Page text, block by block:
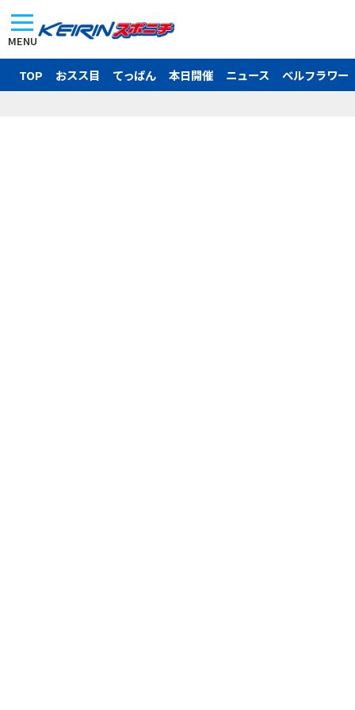
MENU
TOP おスス目 てっぱん 本日開催 ニュース ベルフラワー